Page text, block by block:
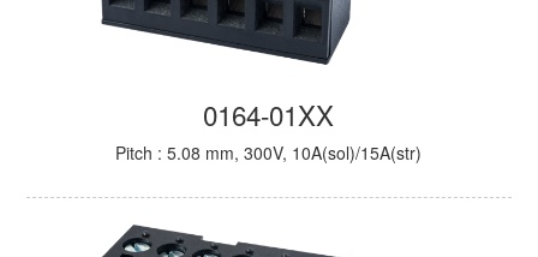
0164-01XX
Pitch : 5.08 mm, 300V, 10A(sol)/15A(str)